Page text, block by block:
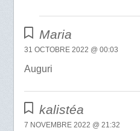
Maria
31 OCTOBRE 2022 @ 00:03
Auguri
kalistéa
7 NOVEMBRE 2022 @ 21:32